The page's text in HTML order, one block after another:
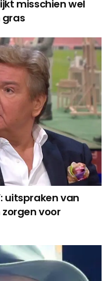
misschien wel
gras
uitspraken van
voor